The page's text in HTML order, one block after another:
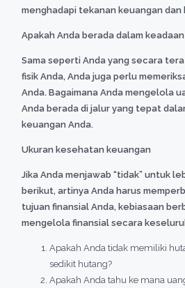
menghadapi tekanan keuangan dan
Apakah Anda berada dalam
Sama seperti Anda yang secara
fisik Anda, Anda juga perlu
Anda. Bagaimana Anda mengelola
Anda berada di jalur yang tepat
keuangan Anda.
Ukuran kesehatan keuangan
Jika Anda menjawab “tidak” untuk
berikut, artinya Anda harus
tujuan finansial Anda, kebiasaan
mengelola finansial secara
Apakah Anda tidak memiliki
sedikit hutang?
Apakah Anda tahu ke mana